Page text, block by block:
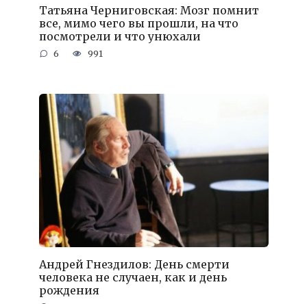
Татьяна Черниговская: Мозг помнит
все, мимо чего вы прошли, на что
посмотрели и что унюхали
6 991
Андрей Гнездилов: День смерти
человека не случаен, как и день
рождения